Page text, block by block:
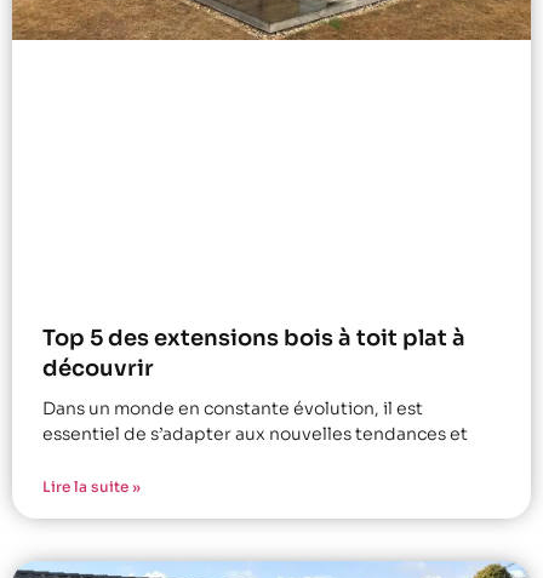
Top 5 des extensions bois à toit plat à
découvrir
Dans un monde en constante évolution, il est
essentiel de s’adapter aux nouvelles tendances et
Lire la suite »